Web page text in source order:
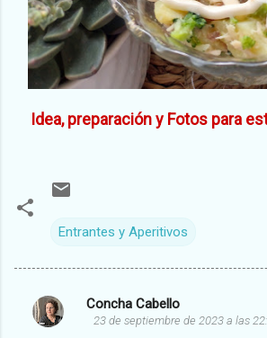
Idea, preparación y Fotos para
Entrantes y Aperitivos
C
Concha Cabello
23 de septiembre de 2023 a las